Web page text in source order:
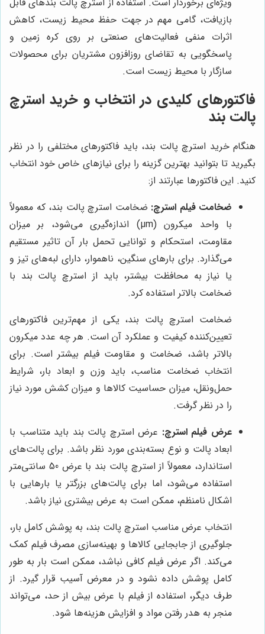
بازیافت، گامی مهم در جهت حفظ محیط زیست، کاهش
اثرات منفی فعالیت‌های صنعتی بر روی کره زمین و
پاسخگویی به تقاضای روزافزون مشتریان برای محصولات
سازگار با محیط زیست است.
فاکتورهای کلیدی در انتخاب و خرید استرچ
پالت بند
هنگام خرید استرچ پالت بند، باید فاکتورهای مختلفی را در نظر
بگیرید تا بتوانید بهترین گزینه را برای نیازهای خاص خود انتخاب
کنید. این فاکتورها عبارتند از:
ضخامت فیلم استرچ: ضخامت استرچ پالت بند، که معمولاً
با واحد میکرون (µm) اندازه‌گیری می‌شود، بر میزان
مقاومت، استحکام و توانایی تحمل بار آن تاثیر مستقیم
می‌گذارد. برای بارهای سنگین، ناهموار، دارای لبه‌های تیز و
یا نیاز به محافظت بیشتر، باید از استرچ پالت بند با
ضخامت بالاتر استفاده کرد.
ضخامت استرچ پالت بند، یکی از مهم‌ترین فاکتورهای
تعیین‌کننده کیفیت و عملکرد آن است. هر چه عدد میکرون
بالاتر باشد، ضخامت و مقاومت فیلم بیشتر است. برای
انتخاب ضخامت مناسب، باید وزن و ابعاد بار، شرایط
حمل‌ونقل، میزان حساسیت کالاها و میزان کشش مورد نیاز
را در نظر گرفت.
عرض فیلم استرچ: عرض استرچ پالت بند باید متناسب با
ابعاد پالت و نوع بسته‌بندی مورد نظر باشد. برای پالت‌های
استاندارد، معمولاً از استرچ پالت بند با عرض 50 سانتی‌متر
استفاده می‌شود، اما برای پالت‌های بزرگتر یا بارهایی با
اشکال نامنظم، ممکن است به عرض بیشتری نیاز باشد.
انتخاب عرض مناسب استرچ پالت بند، به پوشش کامل بار،
جلوگیری از جابجایی کالاها و بهینه‌سازی مصرف فیلم کمک
می‌کند. اگر عرض فیلم کافی نباشد، ممکن است بار به طور
کامل پوشش داده نشود و در معرض آسیب قرار گیرد. از
طرف دیگر، استفاده از فیلم با عرض بیش از حد، می‌تواند
منجر به هدر رفتن مواد و افزایش هزینه‌ها شود.